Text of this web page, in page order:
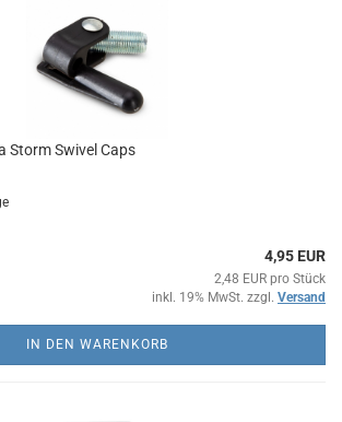
Storm Swivel Caps
4,95 EUR
2,48 EUR pro Stück
inkl. 19% MwSt. zzgl. Versand
IN DEN WARENKORB